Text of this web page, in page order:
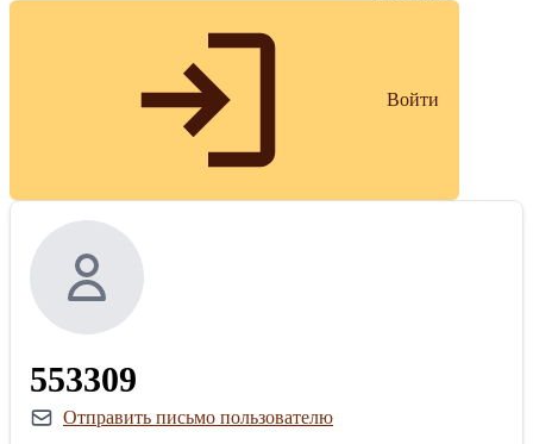
Войти
553309
Отправить письмо пользователю